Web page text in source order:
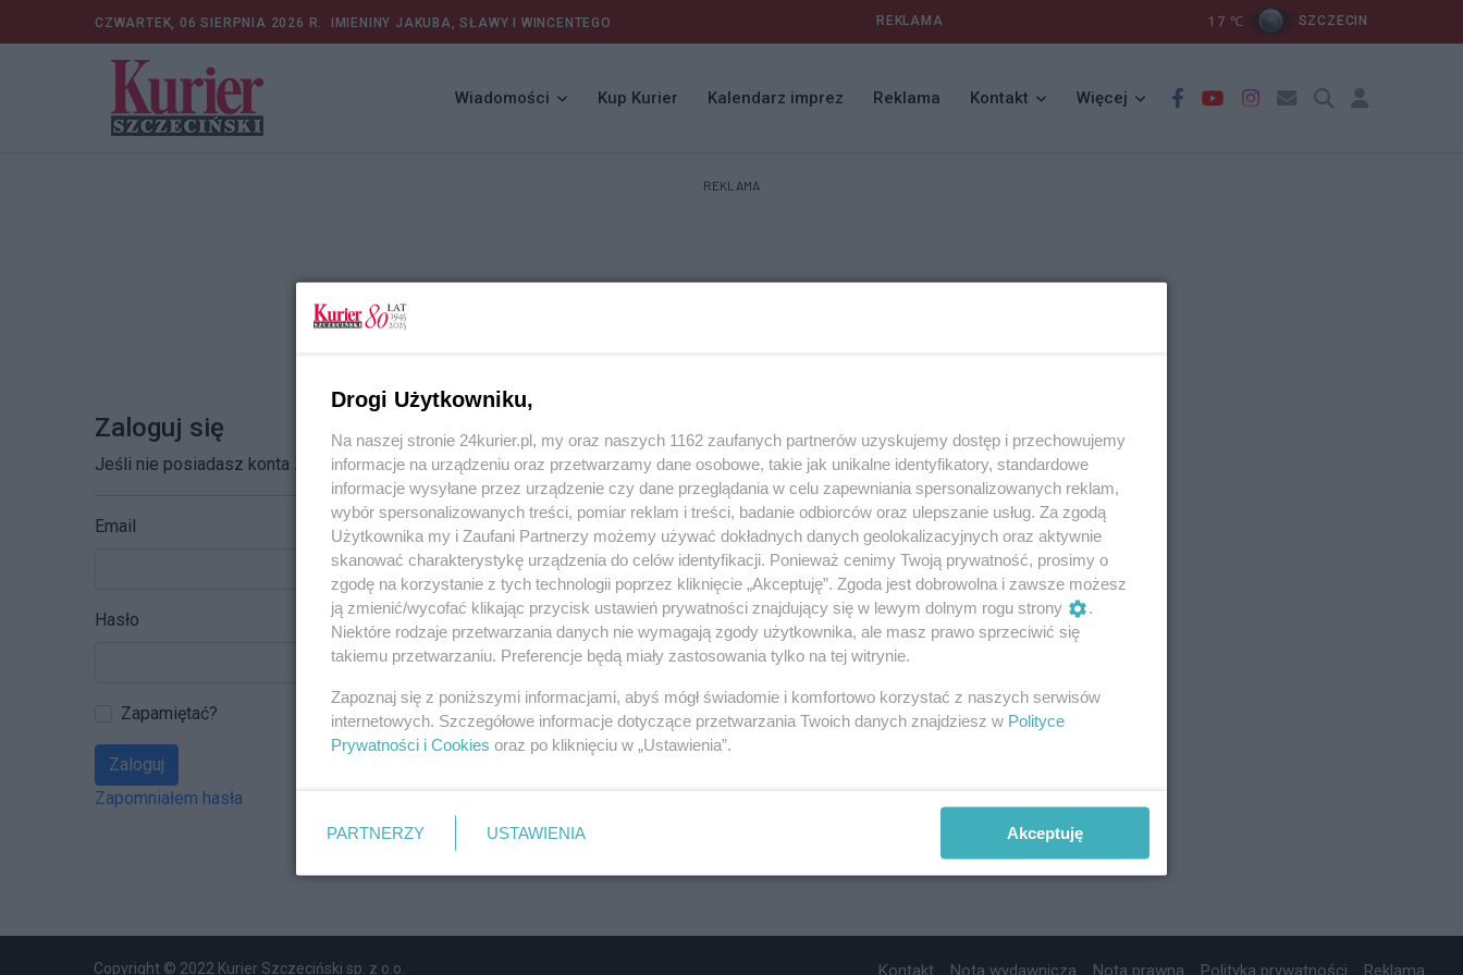
CZWARTEK, 06 SIERPNIA 2026 R. IMIENINY JAKUBA, SŁAWY I WINCENTEGO REKLAMA 17 ℃ SZCZECIN
Wiadomości Kup Kurier Kalendarz imprez Reklama Kontakt Więcej
REKLAMA
Zaloguj się
Jeśli nie posiadasz konta Zarejestruj się
Email
Hasło
Zapamiętać?
Zaloguj
Zapomniałem hasła
Copyright © 2022 Kurier Szczeciński sp. z o.o. Kontakt Nota wydawnicza Nota prawna Polityka prywatności Reklama
Drogi Użytkowniku,
Na naszej stronie 24kurier.pl, my oraz naszych 1162 zaufanych partnerów uzyskujemy dostęp i przechowujemy
informacje na urządzeniu oraz przetwarzamy dane osobowe, takie jak unikalne identyfikatory, standardowe
informacje wysyłane przez urządzenie czy dane przeglądania w celu zapewniania spersonalizowanych reklam,
wybór spersonalizowanych treści, pomiar reklam i treści, badanie odbiorców oraz ulepszanie usług. Za zgodą
Użytkownika my i Zaufani Partnerzy możemy używać dokładnych danych geolokalizacyjnych oraz aktywnie
skanować charakterystykę urządzenia do celów identyfikacji. Ponieważ cenimy Twoją prywatność, prosimy o
zgodę na korzystanie z tych technologii poprzez kliknięcie „Akceptuję”. Zgoda jest dobrowolna i zawsze możesz
ją zmienić/wycofać klikając przycisk ustawień prywatności znajdujący się w lewym dolnym rogu strony
.
Niektóre rodzaje przetwarzania danych nie wymagają zgody użytkownika, ale masz prawo sprzeciwić się
takiemu przetwarzaniu. Preferencje będą miały zastosowania tylko na tej witrynie.
Zapoznaj się z poniższymi informacjami, abyś mógł świadomie i komfortowo korzystać z naszych serwisów
internetowych. Szczegółowe informacje dotyczące przetwarzania Twoich danych znajdziesz w Polityce
Prywatności i Cookies oraz po kliknięciu w „Ustawienia”.
PARTNERZY USTAWIENIA Akceptuję